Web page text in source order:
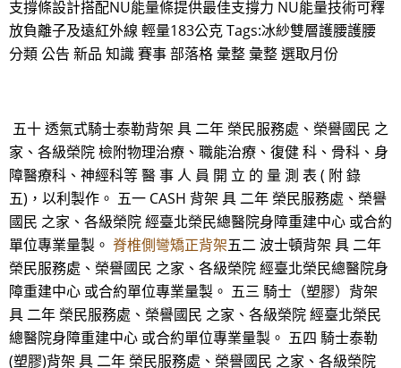
支撐條設計搭配NU能量條提供最佳支撐力 NU能量技術可釋
放負離子及遠紅外線 輕量183公克 Tags:冰紗雙層護腰護腰
分類 公告 新品 知識 賽事 部落格 彙整 彙整 選取月份
五十 透氣式騎士泰勒背架 具 二年 榮民服務處、榮譽國民 之
家、各級榮院 檢附物理治療、職能治療、復健 科、骨科、身
障醫療科、神經科等 醫 事 人 員 開 立 的 量 測 表 ( 附 錄
五)，以利製作。 五一 CASH 背架 具 二年 榮民服務處、榮譽
國民 之家、各級榮院 經臺北榮民總醫院身障重建中心 或合約
單位專業量製。 脊椎側彎矯正背架五二 波士頓背架 具 二年
榮民服務處、榮譽國民 之家、各級榮院 經臺北榮民總醫院身
障重建中心 或合約單位專業量製。 五三 騎士（塑膠）背架
具 二年 榮民服務處、榮譽國民 之家、各級榮院 經臺北榮民
總醫院身障重建中心 或合約單位專業量製。 五四 騎士泰勒
(塑膠)背架 具 二年 榮民服務處、榮譽國民 之家、各級榮院